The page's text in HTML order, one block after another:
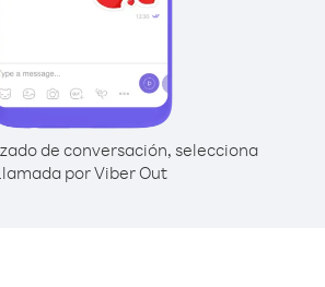
de conversación, selecciona
por Viber Out